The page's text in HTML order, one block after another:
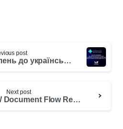
post
Перелік оновлень до української локалізації Microsoft Dynamics 365 Business Central від Іnnoware. IW Ukrainian Localization, Release Note, 01.06.2024
Next post
Відтепер IW Document Flow Recognizer: AI Service має назву IW Paper2Data.AI та пропонує більше можливостей для автоматизації обробки великих обсягів паперової інформації